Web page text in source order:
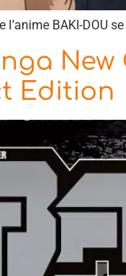
l’anime BAKI-DOU
Edition